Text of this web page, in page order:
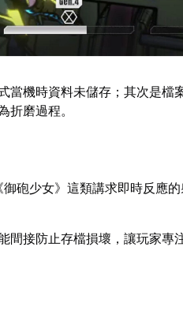
機時資料未儲存；其次是檔
磨過程。
砲少女》這類講求即時反應
接防止存檔損壞，讓玩家專